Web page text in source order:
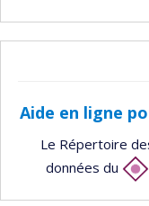
Aide en ligne
Le Répertoire
données du